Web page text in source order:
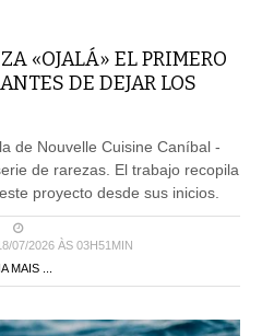
«OJALÁ» EL PRIMERO
DE DEJAR LOS
de rarezas. El trabajo recopila
proyecto desde sus inicios.
07/2026 ÀS 03H51MIN
MAIS ...